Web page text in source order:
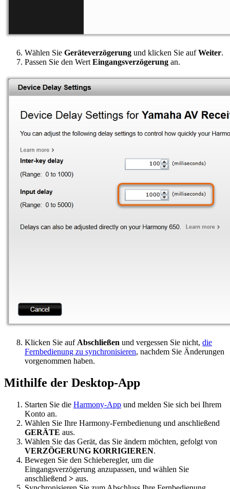
Wählen Sie Geräteverzögerung und klicken Sie aufWeiter.
Passen Sie den Wert Eingangsverzögerung an.
Klicken Sie auf Abschließen und vergessen Sie nicht, die
Fernbedienung zu synchronisieren, nachdem Sie Änderungen
vorgenommen haben.
Mithilfe der Desktop-App
Starten Sie die Harmony-App und melden Sie sich bei Ihrem
Konto an.
Wählen Sie Ihre Harmony-Fernbedienung und anschließend
GERÄTE aus.
Wählen Sie das Gerät, das Sie ändern möchten, gefolgt von
VERZÖGERUNG KORRIGIEREN.
Bewegen Sie den Schieberegler, um die
Eingangsverzögerung anzupassen, und wählen Sie
anschließend > aus.